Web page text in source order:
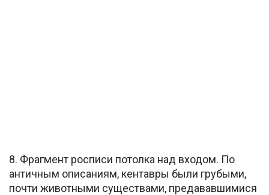
8. Фрагмент росписи потолка над входом. По
античным описаниям, кентавры были грубыми,
почти животными существами, предававшимися